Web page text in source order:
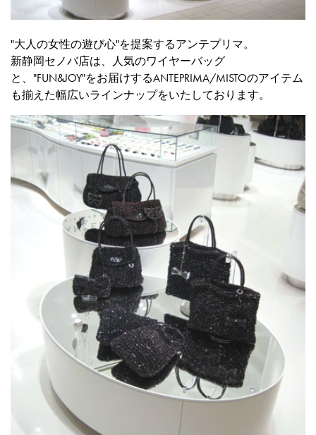
"大人の女性の遊び心"を提案するアンテプリマ。
新静岡セノバ店は、人気のワイヤーバッグ
と、"FUN&JOY"をお届けするANTEPRIMA/MISTOのアイテム
も揃えた幅広いラインナップをいたしております。